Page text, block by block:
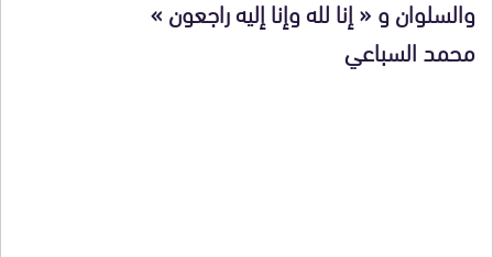
والسلوان و « إنا لله وإنا إليه راجعون »
محمد السباعي